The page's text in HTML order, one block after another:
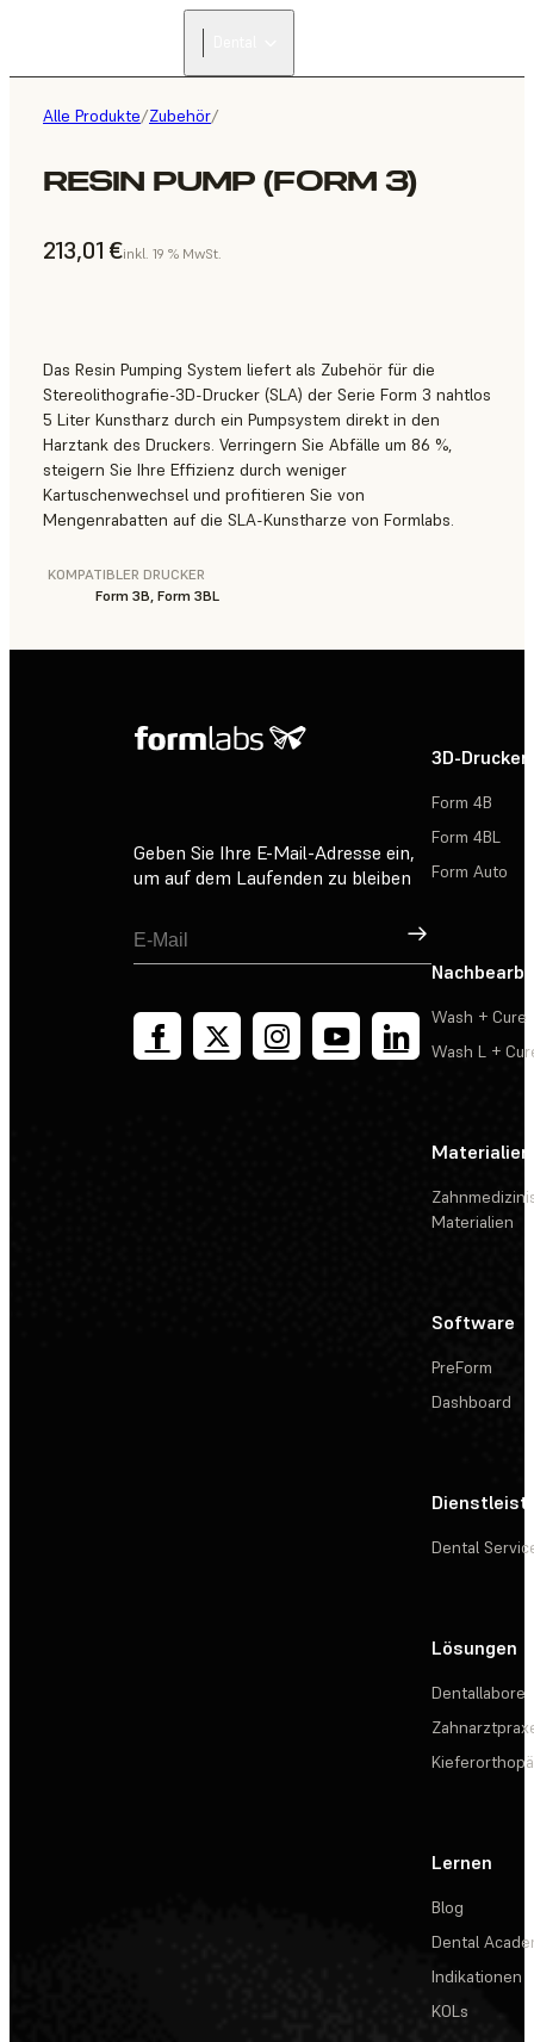
Alle Produkte/Zubehör/
RESIN PUMP (FORM 3)
213,01 €inkl. 19 % MwSt.
Das Resin Pumping System liefert als Zubehör für die
Stereolithografie-3D-Drucker (SLA) der Serie Form 3 nahtlos
5 Liter Kunstharz durch ein Pumpsystem direkt in den
Harztank des Druckers. Verringern Sie Abfälle um 86 %,
steigern Sie Ihre Effizienz durch weniger
Kartuschenwechsel und profitieren Sie von
Mengenrabatten auf die SLA-Kunstharze von Formlabs.
KOMPATIBLER DRUCKER
Form 3B, Form 3BL
Geben Sie Ihre E-Mail-Adresse ein,
um auf dem Laufenden zu bleiben
Registrieren
3D-Drucker
Form 4B
Form 4BL
Form Auto
Wash + Cure
Wash L +
Materialien
Materialien
Software
PreForm
Dashboard
Dental
Lösungen
Dentallabore
Lernen
Blog
Dental
Indikationen
KOLs